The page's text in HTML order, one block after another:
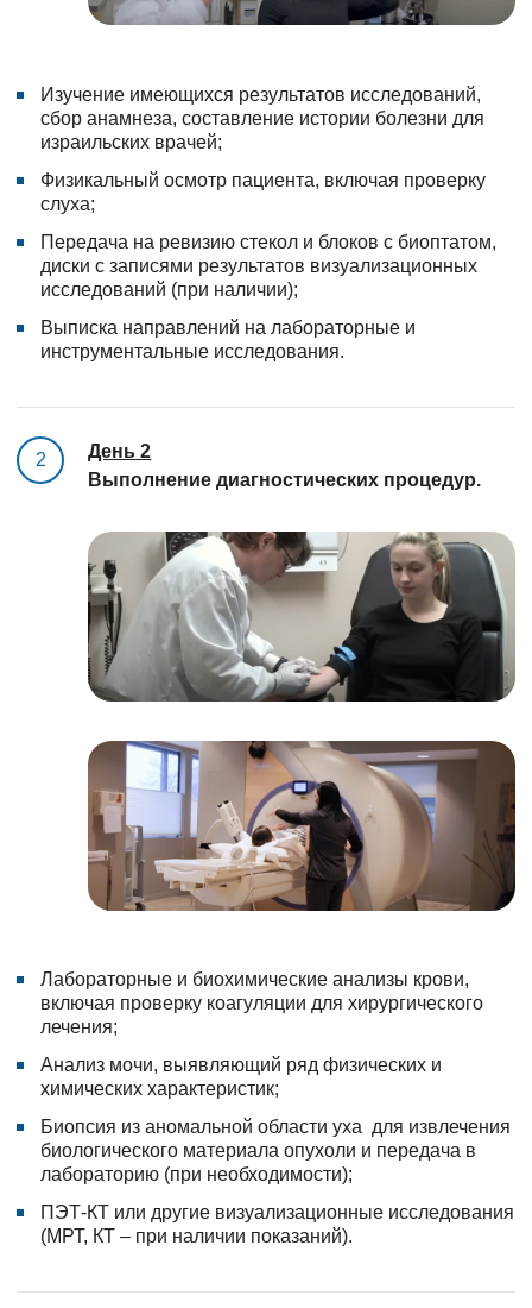
Изучение имеющихся результатов исследований,
сбор анамнеза, составление истории болезни для
израильских врачей;
Физикальный осмотр пациента, включая проверку
слуха;
Передача на ревизию стекол и блоков с биоптатом,
диски с записями результатов визуализационных
исследований (при наличии);
Выписка направлений на лабораторные и
инструментальные исследования.
2
День 2
Выполнение диагностических процедур.
Лабораторные и биохимические анализы крови,
включая проверку коагуляции для хирургического
лечения;
Анализ мочи, выявляющий ряд физических и
химических характеристик;
Биопсия из аномальной области уха для извлечения
биологического материала опухоли и передача в
лабораторию (при необходимости);
ПЭТ-КТ или другие визуализационные исследования
(МРТ, КТ – при наличии показаний).